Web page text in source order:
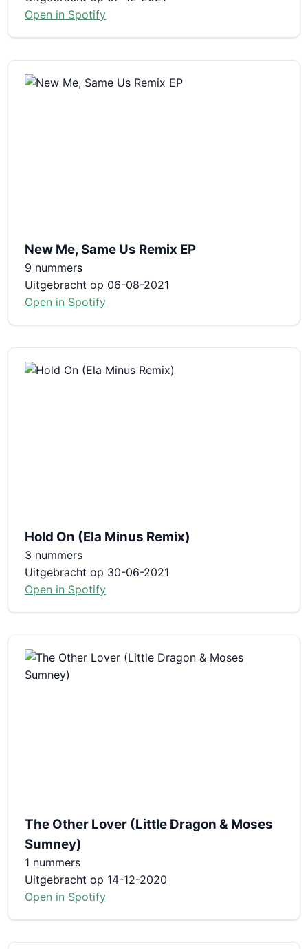
Open in Spotify
New Me, Same Us Remix EP
9 nummers
Uitgebracht op 06-08-2021
Open in Spotify
Hold On (Ela Minus Remix)
3 nummers
Uitgebracht op 30-06-2021
Open in Spotify
The Other Lover (Little Dragon & Moses
Sumney)
1 nummers
Uitgebracht op 14-12-2020
Open in Spotify